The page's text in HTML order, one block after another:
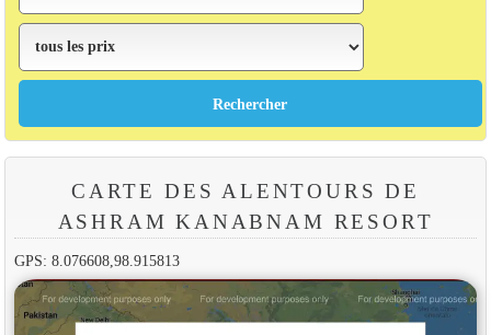
CARTE DES ALENTOURS DE
ASHRAM KANABNAM RESORT
GPS: 8.076608,98.915813